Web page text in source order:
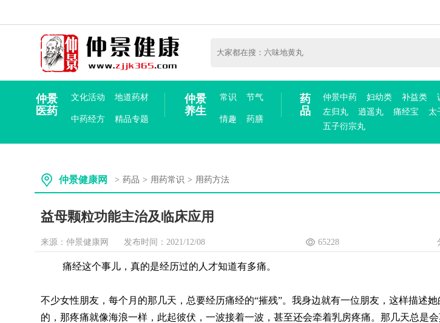
仲景
医药
文化活动 地道药材
中药经方 精品专题
仲景
养生
常识 节气
情趣 药膳
药
品
仲景中药 妇幼类 补益类
左归丸
逍遥丸 痛经宝 太
五子衍宗丸
仲景健康网 > 药品 > 用药常识 > 用药方法
益母颗粒功能主治及临床应用
来源：仲景健康网 发布时间：2021/12/08 65228
痛经这个事儿，真的是经历过的人才知道有多痛。
不少女性朋友，每个月的那几天，总要经历痛经的“摧残”。我身边就有一位朋友，这样描述
的，那疼痛就像海浪一样，此起彼伏，一波接着一波，甚至还会牵着乳房疼痛。那几天总是